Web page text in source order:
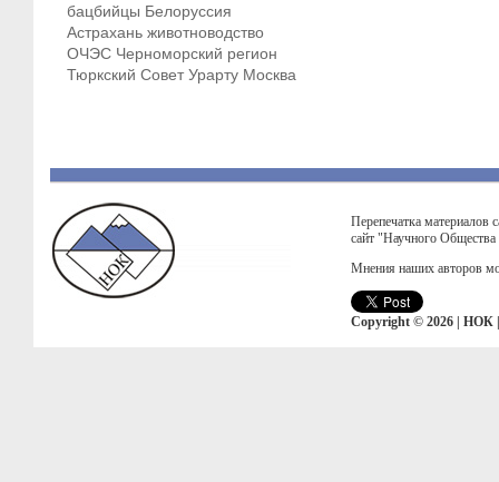
бацбийцы Белоруссия
Астрахань животноводство
ОЧЭС Черноморский регион
Тюркский Совет Урарту Москва
Перепечатка материалов
сайт "Научного
Мнения наших авторов
Copyright © 2026 | НОК